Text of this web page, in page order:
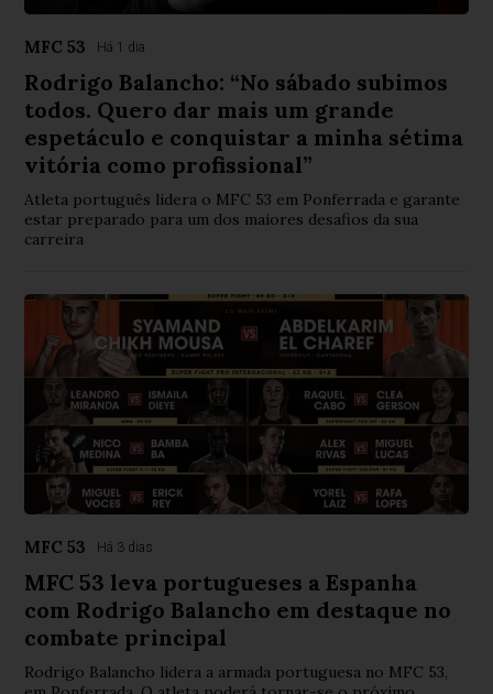
MFC 53 Há 1 dia
Rodrigo Balancho: “No sábado subimos
todos. Quero dar mais um grande
espetáculo e conquistar a minha sétima
vitória como profissional”
Atleta português lidera o MFC 53 em Ponferrada e garante
estar preparado para um dos maiores desafios da sua
carreira
MFC 53 Há 3 dias
MFC 53 leva portugueses a Espanha
com Rodrigo Balancho em destaque no
combate principal
Rodrigo Balancho lidera a armada portuguesa no MFC 53,